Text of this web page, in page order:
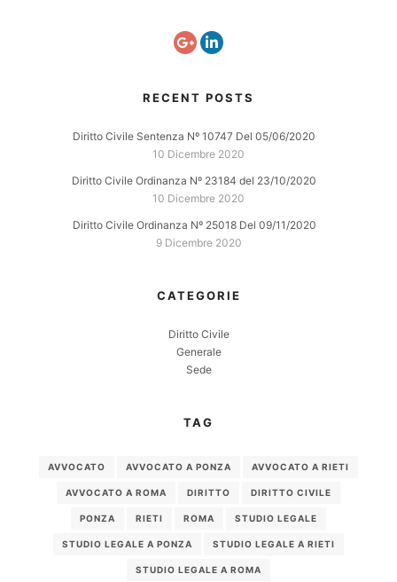
RECENT POSTS
Diritto Civile Sentenza Nº 10747 Del 05/06/2020
10 Dicembre 2020
Diritto Civile Ordinanza Nº 23184 del 23/10/2020
10 Dicembre 2020
Diritto Civile Ordinanza Nº 25018 Del 09/11/2020
9 Dicembre 2020
CATEGORIE
Diritto Civile
Generale
Sede
TAG
AVVOCATO AVVOCATO A PONZA AVVOCATO A RIETI
AVVOCATO A ROMA DIRITTO DIRITTO CIVILE
PONZA RIETI ROMA STUDIO LEGALE
STUDIO LEGALE A PONZA STUDIO LEGALE A RIETI
STUDIO LEGALE A ROMA